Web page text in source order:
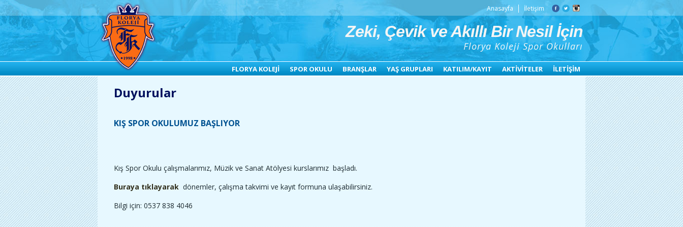
Anasayfa İletişim
Zeki, Çevik ve Akıllı Bir Nesil İçin
Florya Koleji Spor Okulları
FLORYA KOLEJİ SPOR OKULU BRANŞLAR YAŞ GRUPLARI KATILIM/KAYIT AKTİVİTELER İLETİŞİM
Duyurular
KIŞ SPOR OKULUMUZ BAŞLIYOR
Kış Spor Okulu çalışmalarımız, Müzik ve Sanat Atölyesi kurslarımız başladı.
Buraya tıklayarak dönemler, çalışma takvimi ve kayıt formuna ulaşabilirsiniz.
Bilgi için: 0537 838 4046